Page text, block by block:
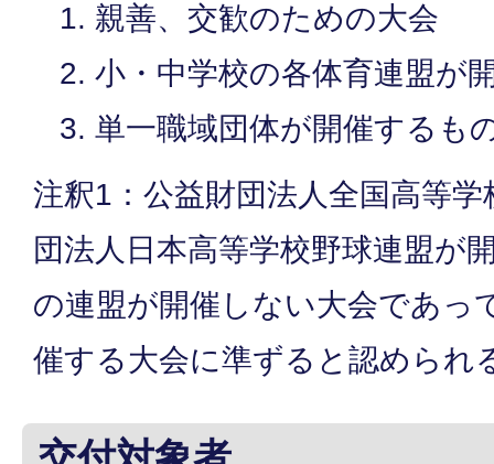
親善、交歓のための大会
小・中学校の各体育連盟が
単一職域団体が開催するも
注釈1：公益財団法人全国高等
団法人日本高等学校野球連盟が
の連盟が開催しない大会であっ
催する大会に準ずると認められ